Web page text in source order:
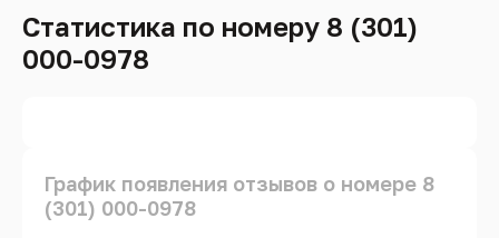
Статистика по номеру 8 (301)
000-0978
График появления отзывов о номере 8
(301) 000-0978